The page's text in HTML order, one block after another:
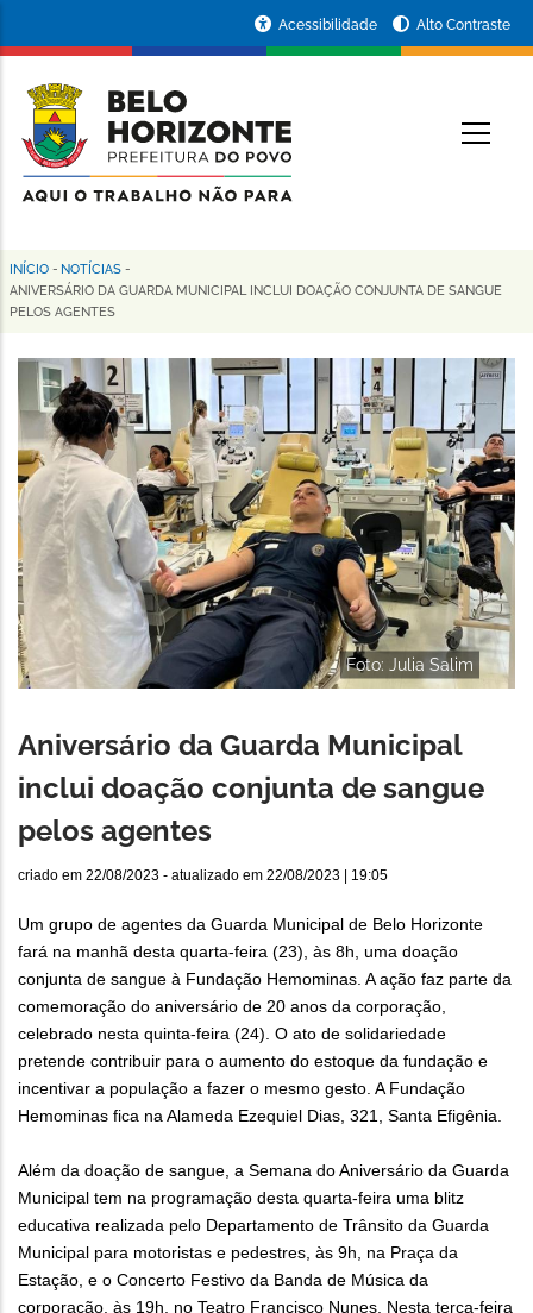
conteúdo
principal
da
Prefeitura
de
Horizonte
Acessibilidade Alto Contraste
Trilha
de
navegação
INÍCIO - NOTÍCIAS -
ANIVERSÁRIO DA GUARDA MUNICIPAL INCLUI DOAÇÃO CONJUNTA DE SANGUE
PELOS AGENTES
Foto: Julia Salim
Aniversário da Guarda Municipal
inclui doação conjunta de sangue
pelos agentes
criado em 22/08/2023 - atualizado em 22/08/2023 | 19:05
Um grupo de agentes da Guarda Municipal de Belo Horizonte
fará na manhã desta quarta-feira (23), às 8h, uma doação
conjunta de sangue à Fundação Hemominas. A ação faz parte da
comemoração do aniversário de 20 anos da corporação,
celebrado nesta quinta-feira (24). O ato de solidariedade
pretende contribuir para o aumento do estoque da fundação e
incentivar a população a fazer o mesmo gesto. A Fundação
Hemominas fica na Alameda Ezequiel Dias, 321, Santa Efigênia.
Além da doação de sangue, a Semana do Aniversário da Guarda
Municipal tem na programação desta quarta-feira uma blitz
educativa realizada pelo Departamento de Trânsito da Guarda
Municipal para motoristas e pedestres, às 9h, na Praça da
Estação, e o Concerto Festivo da Banda de Música da
corporação, às 19h, no Teatro Francisco Nunes. Nesta terça-feira